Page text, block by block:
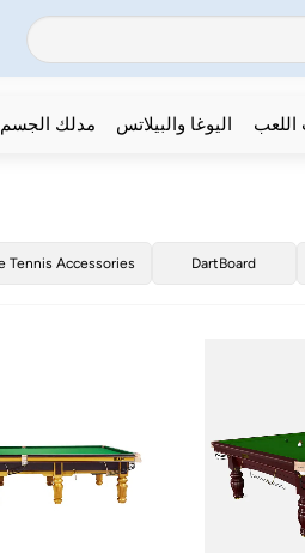
اللعب اليوغا والبيلاتس مدلك الجسم
DartBoard
Tennis Accessories